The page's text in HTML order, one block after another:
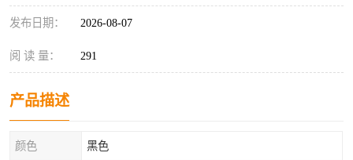
发布日期： 2026-08-07
阅 读 量： 291
产品描述
颜色 黑色